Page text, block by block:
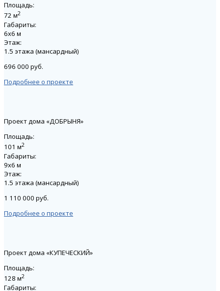
Площадь:
72 м2
Габариты:
6х6 м
Этаж:
1.5 этажа (мансардный)
696 000 руб.
Подробнее о проекте
Проект дома «ДОБРЫНЯ»
Площадь:
101 м2
Габариты:
9х6 м
Этаж:
1.5 этажа (мансардный)
1 110 000 руб.
Подробнее о проекте
Проект дома «КУПЕЧЕСКИЙ»
Площадь:
128 м2
Габариты: